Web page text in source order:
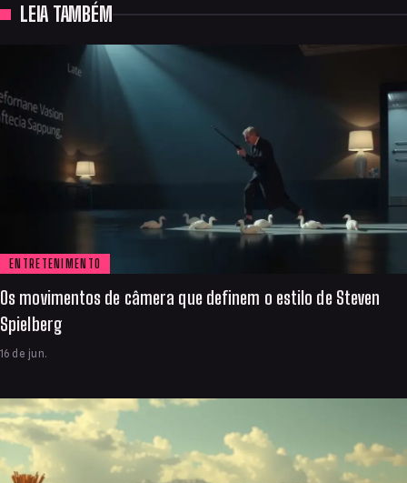
LEIA TAMBÉM
ENTRETENIMENTO
Os movimentos de câmera que definem o estilo de Steven
Spielberg
16 de jun.